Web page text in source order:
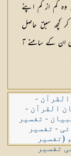
وہ کم از کم اپنے
کر کچھ سبق حاصل
ان کے سامنے آ
-
القرآن -
- تفسیر
- تفسیر
(تفسیر
تفسیر